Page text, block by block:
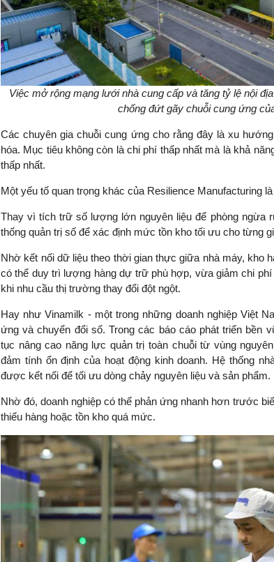
Việc mở rộng mạng lưới nhà cung cấp và tăng tỷ lệ nội
chống đứt gãy chuỗi cung ứng
Các chuyên gia chuỗi cung ứng cho rằng đây là xu
hóa. Mục tiêu không còn là chi phí thấp nhất mà là khả
thấp nhất.
Một yếu tố quan trọng khác của Resilience Manufacturing
Thay vì tích trữ số lượng lớn nguyên liệu để phòng ngừa
thống quản trị số để xác định mức tồn kho tối ưu cho từng
Nhờ kết nối dữ liệu theo thời gian thực giữa nhà máy, kho
có thể duy trì lượng hàng dự trữ phù hợp, vừa giảm chi
khi nhu cầu thị trường thay đổi đột ngột.
Hay như Vinamilk - một trong những doanh nghiệp Việt
ứng và chuyển đổi số. Trong các báo cáo phát triển bền
tục nâng cao năng lực quản trị toàn chuỗi từ vùng
đảm tính ổn định của hoạt động kinh doanh. Hệ thống
được kết nối để tối ưu dòng chảy nguyên liệu và sản phẩm.
Nhờ đó, doanh nghiệp có thể phản ứng nhanh hơn trước
thiếu hàng hoặc tồn kho quá mức.